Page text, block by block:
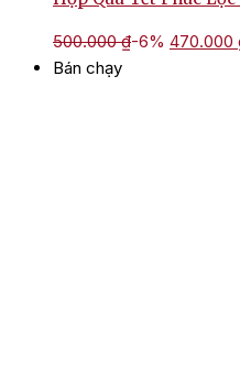
500.000₫-6% Giá
gốc
470.000
Bán chạy